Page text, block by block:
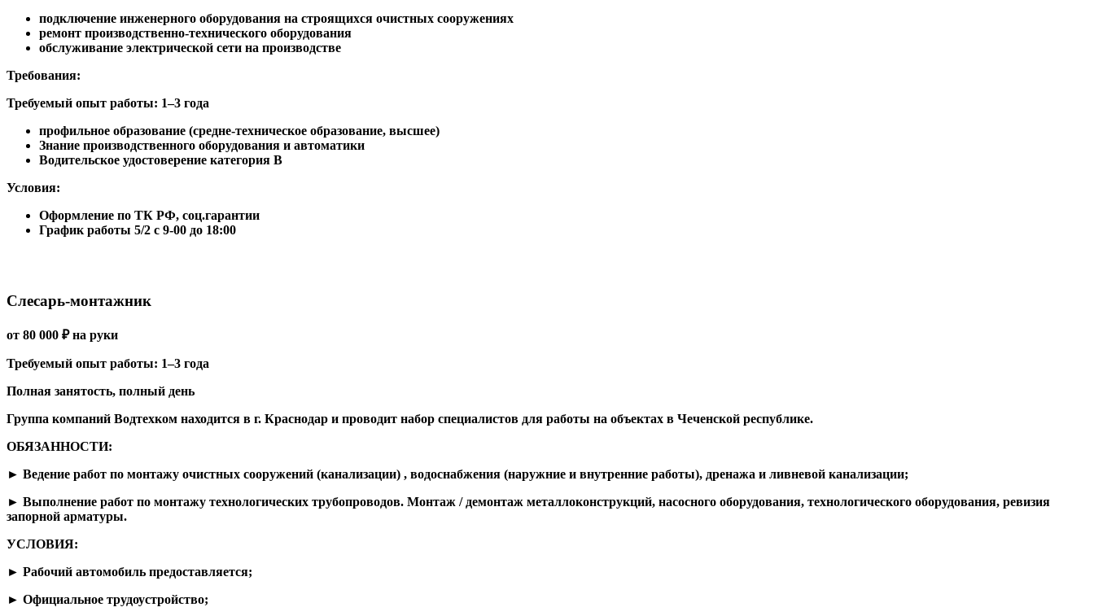
подключение инженерного оборудования на строящихся очистных сооружениях
ремонт производственно-технического оборудования
обслуживание электрической сети на производстве
Требования:
Требуемый опыт работы: 1–3 года
профильное образование (средне-техническое образование, высшее)
Знание производственного оборудования и автоматики
Водительское удостоверение категория В
Условия:
Оформление по ТК РФ, соц.гарантии
График работы 5/2 с 9-00 до 18:00
Слесарь-монтажник
от 80 000 ₽ на руки
Требуемый опыт работы: 1–3 года
Полная занятость, полный день
Группа компаний Водтехком находится в г. Краснодар и проводит набор специалистов для работы на объектах в Чеченской республике.
ОБЯЗАННОСТИ:
► Ведение работ по монтажу очистных сооружений (канализации) , водоснабжения (наружние и внутренние работы), дренажа и ливневой канализации;
► Выполнение работ по монтажу технологических трубопроводов. Монтаж / демонтаж металлоконструкций, насосного оборудования, технологического оборудования, ревизия
запорной арматуры.
УСЛОВИЯ:
► Рабочий автомобиль предоставляется;
► Официальное трудоустройство;